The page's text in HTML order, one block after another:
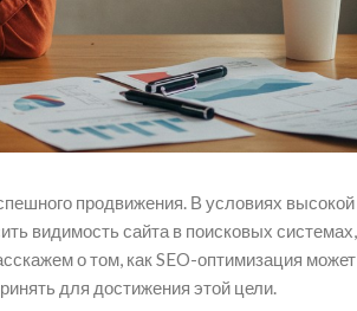
продвижения. В условиях высокой
видимость сайта в поисковых системах,
о том, как SEO-оптимизация может
для достижения этой цели.